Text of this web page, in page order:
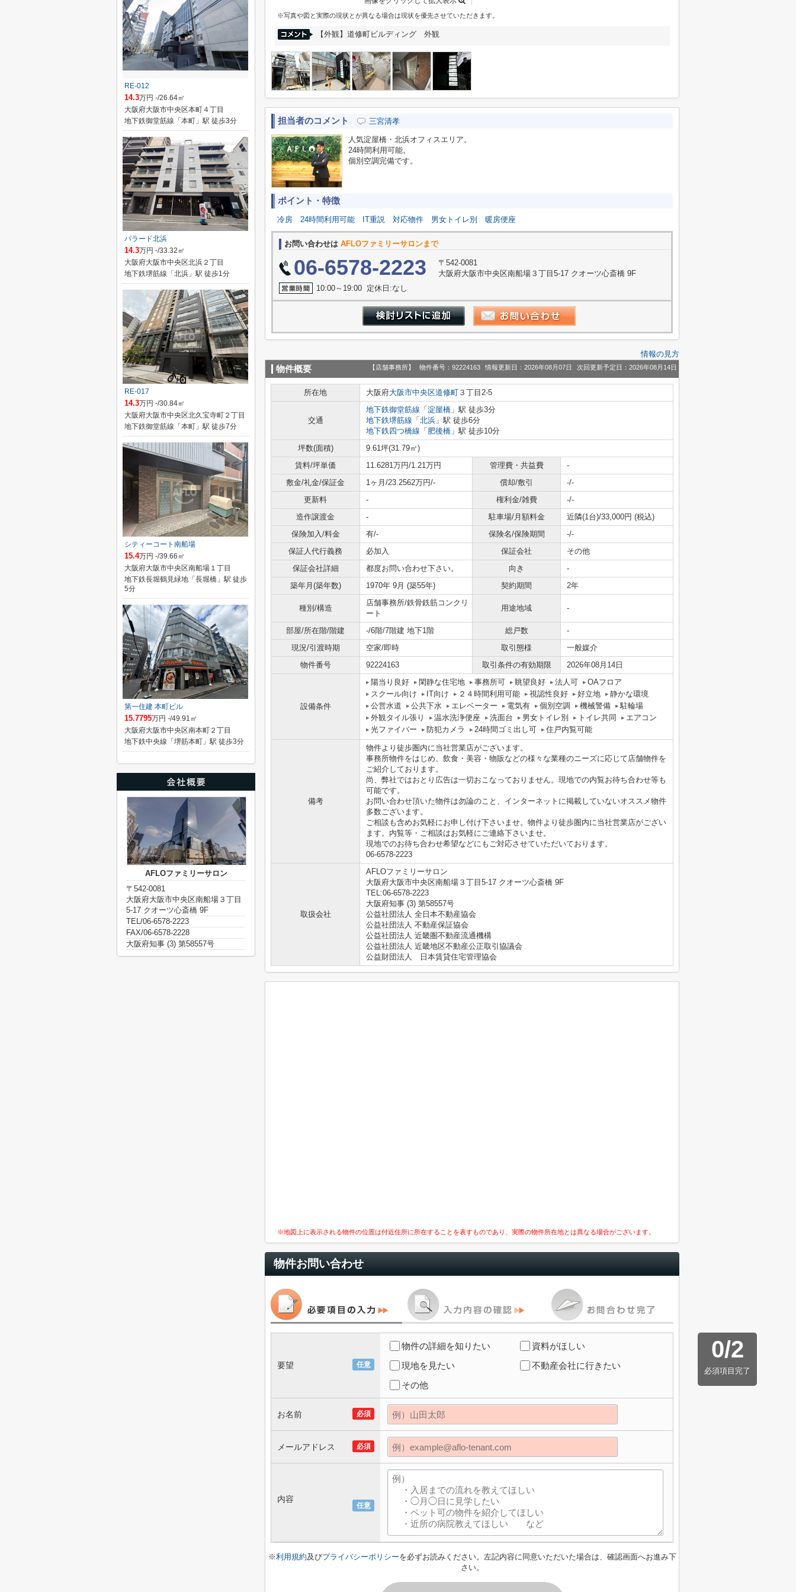
※写真や図と実際の現状とが異なる場合は現状を優先させていただきます。
【外観】道修町ビルディング 外観
担当者のコメント 三宮清孝
人気淀屋橋・北浜オフィスエリア。
24時間利用可能。
個別空調完備です。
ポイント・特徴
冷房 24時間利用可能 IT重説 対応物件 男女トイレ別 暖房便座
お問い合わせは AFLOファミリーサロンまで
06-6578-2223
〒542-0081
大阪府大阪市中央区南船場３丁目5-17 クオーツ心斎橋 9F
10:00～19:00 定休日:なし
情報の見方
物件概要 【店舗事務所】 物件番号：92224163 情報更新日：2026年08月07日 次回更新予定日：2026年08月14日
所在地 大阪府大阪市中央区道修町 ３丁目2-5
交通
地下鉄御堂筋線 「 淀屋橋 」駅 徒歩3分
地下鉄堺筋線 「 北浜 」駅 徒歩6分
地下鉄四つ橋線 「 肥後橋 」駅 徒歩10分
坪数(面積)
9.61坪(31.79㎡)
賃料/坪単価
11.6281万円/1.21万円 管理費・共益費
-
敷金/礼金/保証金
1ヶ月/23.2562万円/- 償却/敷引
-/-
更新料
- 権利金/雑費
-/-
造作譲渡金
- 駐車場/月額料金
近隣(1台)/33,000円 (税込)
保険加入/料金
有/- 保険名/保険期間
-/-
保証人代行義務
必加入 保証会社
その他
保証会社詳細
都度お問い合わせ下さい。 向き
-
築年月(築年数)
1970年 9月 (築55年) 契約期間 2年
種別/構造
店舗事務所/鉄骨鉄筋コンクリ
ート
用途地域 -
部屋/所在階/階建 -/6階/7階建 地下1階 総戸数
-
現況/引渡時期
空家/即時 取引態様
一般媒介
物件番号
92224163 取引条件の有効期限 2026年08月14日
設備条件
陽当り良好 閑静な住宅地 事務所可 眺望良好 法人可
OAフロア
スクール向け
IT向け ２４時間利用可能 視認性良好 好立地
静かな環境
公営水道
公共下水 エレベーター 電気有 個別空調 機械警備
駐輪場
外観タイル張り
温水洗浄便座 洗面台 男女トイレ別 トイレ共同
エアコン
光ファイバー
防犯カメラ 24時間ゴミ出し可 住戸内覧可能
備考
物件より徒歩圏内に当社営業店がございます。
事務所物件をはじめ、飲食・美容・物販などの様々な業種のニーズに応じて店舗物件を
ご紹介しております。
尚、弊社ではおとり広告は一切おこなっておりません。現地での内覧お待ち合わせ等も
可能です。
お問い合わせ頂いた物件は勿論のこと、インターネットに掲載していないオススメ物件
多数ございます。
ご相談も含めお気軽にお申し付け下さいませ。物件より徒歩圏内に当社営業店がござい
ます。内覧等・ご相談はお気軽にご連絡下さいませ。
現地でのお待ち合わせ希望などにもご対応させていただいております。
06-6578-2223
取扱会社
AFLOファミリーサロン
大阪府大阪市中央区南船場３丁目5-17 クオーツ心斎橋 9F
TEL:06-6578-2223
大阪府知事 (3) 第58557号
公益社団法人 全日本不動産協会
公益社団法人 不動産保証協会
公益社団法人 近畿圏不動産流通機構
公益社団法人 近畿地区不動産公正取引協議会
公益財団法人 日本賃貸住宅管理協会
※地図上に表示される物件の位置は付近住所に所在することを表すものであり、実際の物件所在地とは異なる場合がございます。
物件お問い合わせ
0/2
必須項目完了
任意
要望
物件の詳細を知りたい
資料がほしい
現地を見たい
不動産会社に行きたい
その他
必須
お名前
必須
メールアドレス
任意
内容
※利用規約及びプライバシーポリシーを必ずお読みください。左記内容に同意いただいた場合は、確認画面へお進み下
さい。
RE-012
14.3万円 -/26.64㎡
大阪府大阪市中央区本町４丁目
地下鉄御堂筋線「本町」駅 徒歩3分
パラード北浜
14.3万円 -/33.32㎡
大阪府大阪市中央区北浜２丁目
地下鉄堺筋線「北浜」駅 徒歩1分
RE-017
14.3万円 -/30.84㎡
大阪府大阪市中央区北久宝寺町２丁目
地下鉄御堂筋線「本町」駅 徒歩7分
シティーコート南船場
15.4万円 -/39.66㎡
大阪府大阪市中央区南船場１丁目
地下鉄長堀鶴見緑地「長堀橋」駅 徒歩
5分
第一住建 本町ビル
15.7795万円 -/49.91㎡
大阪府大阪市中央区南本町２丁目
地下鉄中央線「堺筋本町」駅 徒歩3分
AFLOファミリーサロン
〒542-0081
大阪府大阪市中央区南船場３丁目
5-17 クオーツ心斎橋 9F
TEL/06-6578-2223
FAX/06-6578-2228
大阪府知事 (3) 第58557号